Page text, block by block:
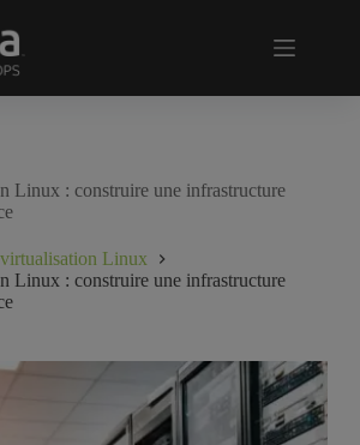
Linux : construire une infrastructure
Linux
Linux : construire une infrastructure